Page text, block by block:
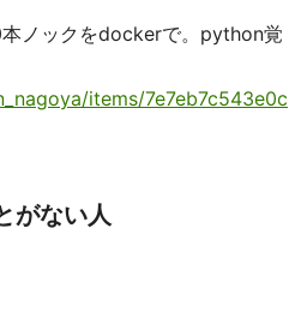
ノックをdockerで。python覚
items/7e7eb7c543e0c
がない人